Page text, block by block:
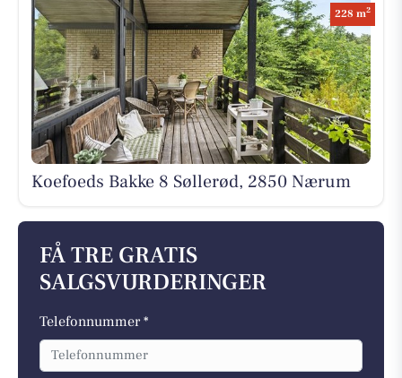
228 m2
Koefoeds Bakke 8 Søllerød, 2850 Nærum
FÅ TRE GRATIS
SALGSVURDERINGER
Telefonnummer *